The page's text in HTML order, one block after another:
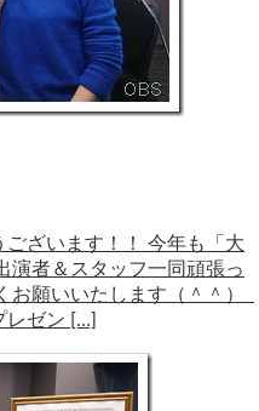
ざいます！！ 今年も「大
演者＆スタッフ一同頑張っ
お願いいたします（＾＾）
レゼン […]